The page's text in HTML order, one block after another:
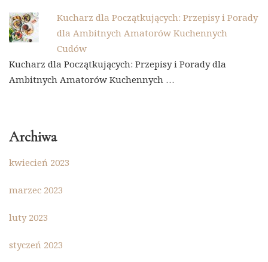
Kucharz dla Początkujących: Przepisy i Porady
dla Ambitnych Amatorów Kuchennych
Cudów
Kucharz dla Początkujących: Przepisy i Porady dla
Ambitnych Amatorów Kuchennych …
Archiwa
kwiecień 2023
marzec 2023
luty 2023
styczeń 2023